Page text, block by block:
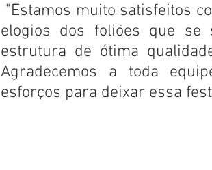
"Estamos muito satisfeitos
elogios dos foliões que se
estrutura de ótima
Agradecemos a toda
esforços para deixar essa